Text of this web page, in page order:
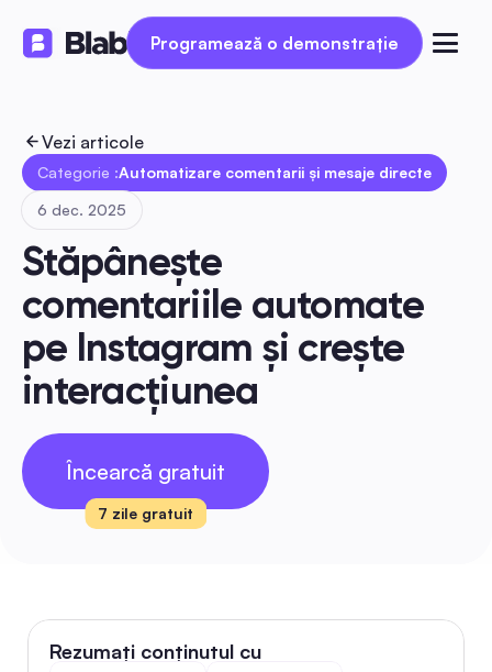
Programează o demonstrație
Programează o demonstrație
Vezi articole
Categorie :Automatizare comentarii și mesaje directe
6 dec. 2025
Stăpânește
comentariile automate
pe Instagram și crește
interacțiunea
Încearcă gratuit
7 zile gratuit
Rezumați conținutul cu